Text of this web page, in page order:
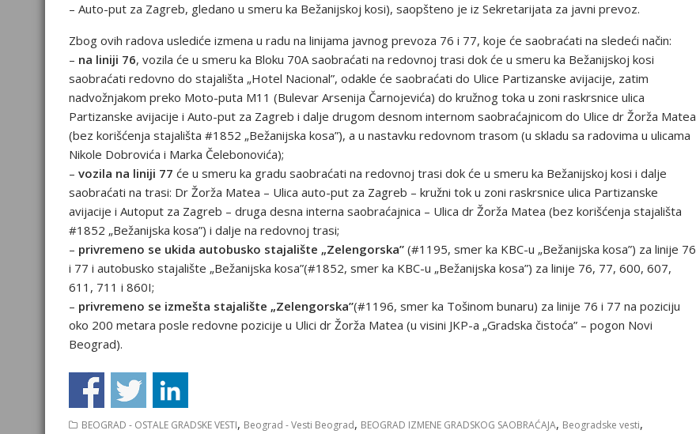
– Auto-put za Zagreb, gledano u smeru ka Bežanijskoj kosi), saopšteno je iz Sekretarijata za javni prevoz.
Zbog ovih radova uslediće izmena u radu na linijama javnog prevoza 76 i 77, koje će saobraćati na sledeći način:
– na liniji 76, vozila će u smeru ka Bloku 70A saobraćati na redovnoj trasi dok će u smeru ka Bežanijskoj kosi
saobraćati redovno do stajališta „Hotel Nacional”, odakle će saobraćati do Ulice Partizanske avijacije, zatim
nadvožnjakom preko Moto-puta M11 (Bulevar Arsenija Čarnojevića) do kružnog toka u zoni raskrsnice ulica
Partizanske avijacije i Auto-put za Zagreb i dalje drugom desnom internom saobraćajnicom do Ulice dr Žorža Matea
(bez korišćenja stajališta #1852 „Bežanijska kosa”), a u nastavku redovnom trasom (u skladu sa radovima u ulicama
Nikole Dobrovića i Marka Čelebonovića);
– vozila na liniji 77 će u smeru ka gradu saobraćati na redovnoj trasi dok će u smeru ka Bežanijskoj kosi i dalje
saobraćati na trasi: Dr Žorža Matea – Ulica auto-put za Zagreb – kružni tok u zoni raskrsnice ulica Partizanske
avijacije i Autoput za Zagreb – druga desna interna saobraćajnica – Ulica dr Žorža Matea (bez korišćenja stajališta
#1852 „Bežanijska kosa”) i dalje na redovnoj trasi;
– privremeno se ukida autobusko stajalište „Zelengorska” (#1195, smer ka KBC-u „Bežanijska kosa”) za linije 76
i 77 i autobusko stajalište „Bežanijska kosa”(#1852, smer ka KBC-u „Bežanijska kosa”) za linije 76, 77, 600, 607,
611, 711 i 860I;
– privremeno se izmešta stajalište „Zelengorska”(#1196, smer ka Tošinom bunaru) za linije 76 i 77 na poziciju
oko 200 metara posle redovne pozicije u Ulici dr Žorža Matea (u visini JKP-a „Gradska čistoća” – pogon Novi
Beograd).
BEOGRAD - OSTALE GRADSKE VESTI, Beograd - Vesti Beograd, BEOGRAD IZMENE GRADSKOG SAOBRAĆAJA, Beogradske vesti,